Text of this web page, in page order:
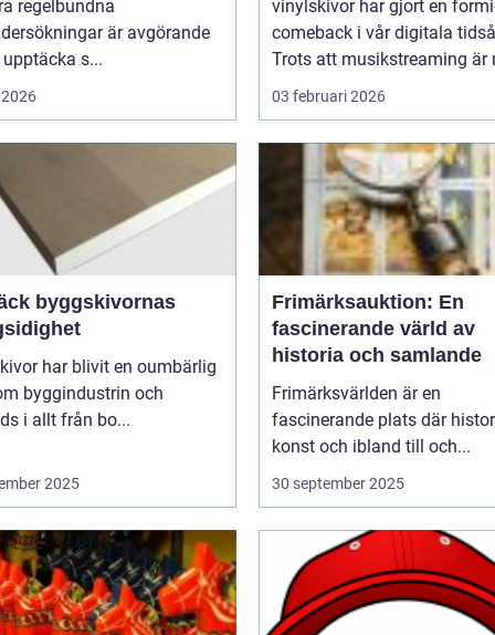
regelbundna
är avgörande
s...
vinylskivor har gjort en
comeback i vår digitala
Trots att musikstreaming är
03 februari 2026
byggskivornas
har blivit en oumbärlig
byggindustrin och
i allt från bo...
2025
Frimärksauktion: En
fascinerande värld av
historia och samlande
Frimärksvärlden är en
fascinerande plats där
konst och ibland till och...
30 september 2025